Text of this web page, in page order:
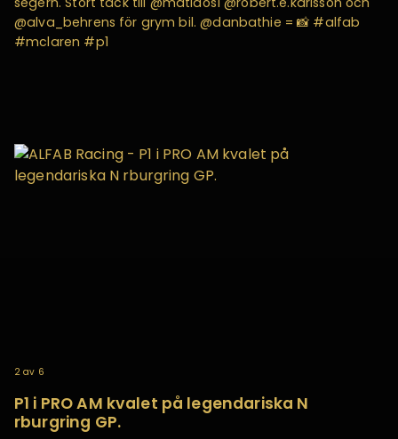
@alva_behrens för grym bil. @danbathie = 📸 #alfab
#mclaren #p1
2 av 6
P1 i PRO AM kvalet på legendariska N
rburgring GP.